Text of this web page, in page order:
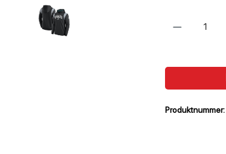
Produktnummer: